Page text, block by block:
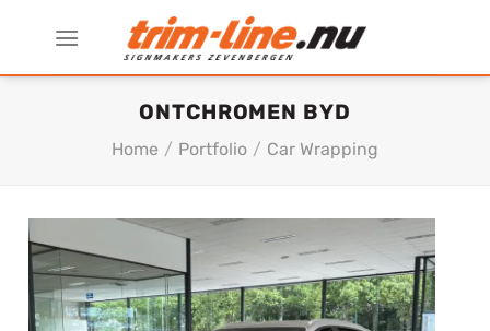
ONTCHROMEN BYD
Home / Portfolio / Car Wrapping